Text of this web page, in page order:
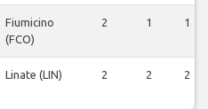
Fiumicino
(FCO)
2 1 1
Linate (LIN) 2 2 2